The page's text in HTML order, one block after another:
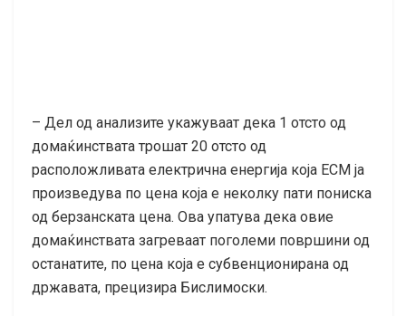
– Дел од анализите укажуваат дека 1 отсто од
домаќинствата трошат 20 отсто од
расположливата електрична енергија која ЕСМ ја
произведува по цена која е неколку пати пониска
од берзанската цена. Ова упатува дека овие
домаќинствата загреваат поголеми површини од
останатите, по цена која е субвенционирана од
државата, прецизира Бислимоски.